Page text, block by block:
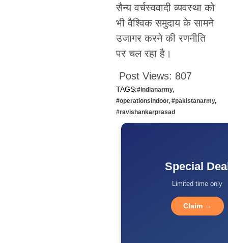
सैन्य वर्चस्ववादी व्यवस्था को
भी वैश्विक समुदाय के सामने
उजागर करने की रणनीति
पर चल रहा है।
Post Views: 807
TAGS:#indianarmy,
#operationsindoor, #pakistanarmy,
#ravishankarprasad
Special
Limited time only
Claim →